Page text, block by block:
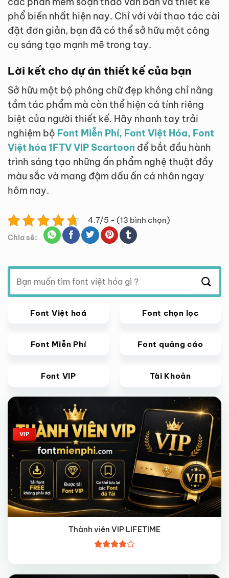
phổ biến nhất hiện nay. Chỉ với vài thao tác cài
đặt đơn giản, bạn đã có thể sở hữu một công
cụ sáng tạo mạnh mẽ trong tay.
Lời kết cho dự án thiết kế của bạn
Sở hữu một bộ phông chữ đẹp không chỉ nâng
tầm tác phẩm mà còn thể hiện cá tính riêng
biệt của người thiết kế. Hãy nhanh tay trải
nghiệm bộ Font Miễn Phí, Font Việt Hóa, Font
Việt hóa 1FTV VIP Scartoon để bắt đầu hành
trình sáng tạo những ấn phẩm nghệ thuật đầy
màu sắc và mang đậm dấu ấn cá nhân ngay
hôm nay.
4.7/5 - (13 bình chọn)
Chia sẽ:
Tìm
kiếm:
Font Việt hoá Font chọn lọc
Font Miễn Phí Font quảng cáo
Font VIP Tài Khoản
Giảm giá!
VIP
Thành viên VIP LIFETIME
xếp hạng
45 sao